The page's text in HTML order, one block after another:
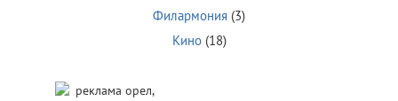
Филармония (3)
Кино(18)